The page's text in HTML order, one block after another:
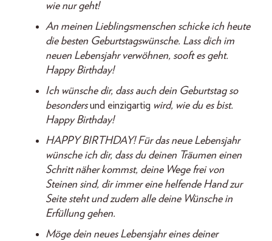
wie nur geht!
An meinen Lieblingsmenschen schicke ich heute
die besten Geburtstagswünsche. Lass dich im
neuen Lebensjahr verwöhnen, sooft es geht.
Happy Birthday!
Ich wünsche dir, dass auch dein Geburtstag so
besondersund einzigartig wird, wie du es bist.
Happy Birthday!
HAPPY BIRTHDAY! Für das neue Lebensjahr
wünsche ich dir, dass du deinen Träumen einen
Schritt näher kommst, deine Wege frei von
Steinen sind, dir immer eine helfende Hand zur
Seite steht und zudem alle deine Wünsche in
Erfüllung gehen.
Möge dein neues Lebensjahr eines deiner